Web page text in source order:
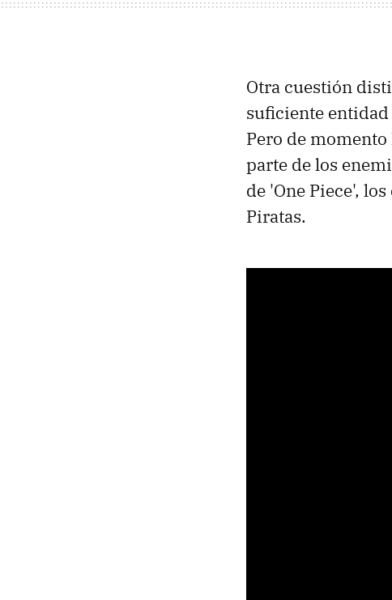
Otra cuestión
suficiente entidad
Pero de
parte de los
de 'One Piece',
Piratas.